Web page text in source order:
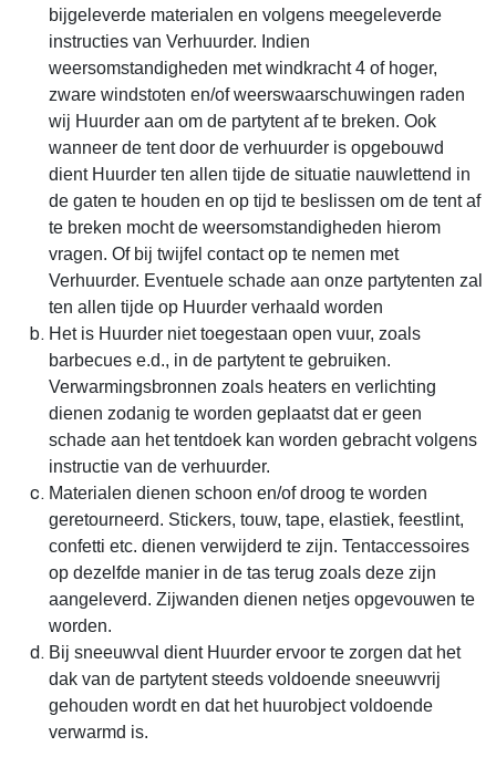
bijgeleverde materialen en volgens meegeleverde
instructies van Verhuurder. Indien
weersomstandigheden met windkracht 4 of hoger,
zware windstoten en/of weerswaarschuwingen raden
wij Huurder aan om de partytent af te breken. Ook
wanneer de tent door de verhuurder is opgebouwd
dient Huurder ten allen tijde de situatie nauwlettend in
de gaten te houden en op tijd te beslissen om de tent af
te breken mocht de weersomstandigheden hierom
vragen. Of bij twijfel contact op te nemen met
Verhuurder. Eventuele schade aan onze partytenten zal
ten allen tijde op Huurder verhaald worden
Het is Huurder niet toegestaan open vuur, zoals
barbecues e.d., in de partytent te gebruiken.
Verwarmingsbronnen zoals heaters en verlichting
dienen zodanig te worden geplaatst dat er geen
schade aan het tentdoek kan worden gebracht volgens
instructie van de verhuurder.
Materialen dienen schoon en/of droog te worden
geretourneerd. Stickers, touw, tape, elastiek, feestlint,
confetti etc. dienen verwijderd te zijn. Tentaccessoires
op dezelfde manier in de tas terug zoals deze zijn
aangeleverd. Zijwanden dienen netjes opgevouwen te
worden.
Bij sneeuwval dient Huurder ervoor te zorgen dat het
dak van de partytent steeds voldoende sneeuwvrij
gehouden wordt en dat het huurobject voldoende
verwarmd is.